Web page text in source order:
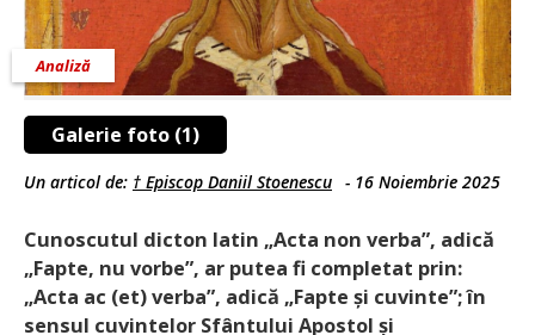
Galerie foto (1)
Analiză
Un articol de: † Episcop Daniil Stoenescu - 16 Noiembrie 2025
Cunoscutul dicton latin „Acta non verba”, adică
„Fapte, nu vorbe”, ar putea fi completat prin:
„Acta ac (et) verba”, adică „Fapte și ­cuvinte”; în
sensul cuvintelor Sfântului Apostol și